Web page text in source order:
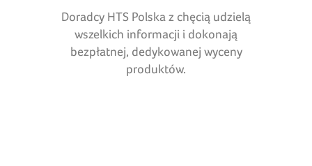
Doradcy HTS Polska z chęcią udzielą
wszelkich informacji i dokonają
bezpłatnej, dedykowanej wyceny
produktów.